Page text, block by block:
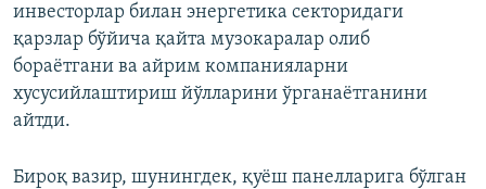
инвесторлар билан энергетика секторидаги
қарзлар бўйича қайта музокаралар олиб
бораётгани ва айрим компанияларни
хусусийлаштириш йўлларини ўрганаётганини
айтди.
Бироқ вазир, шунингдек, қуёш панелларига бўлган